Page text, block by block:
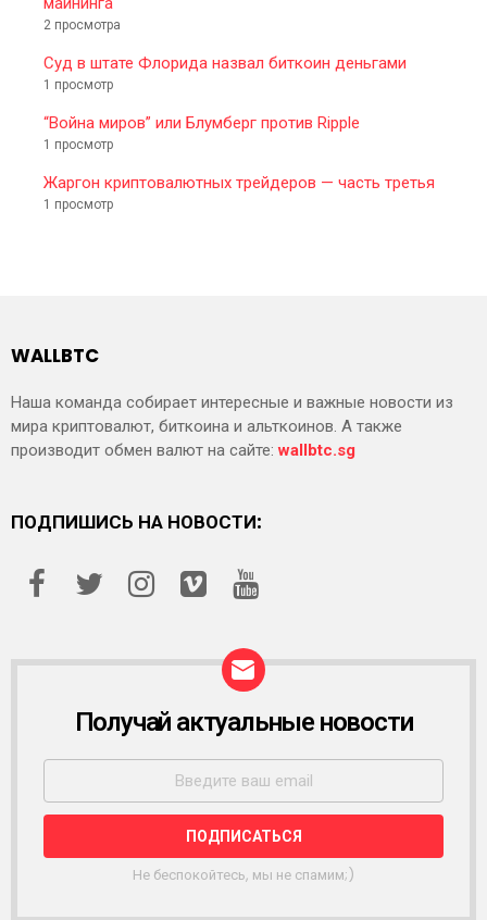
2 просмотра
Суд в штате Флорида назвал биткоин деньгами
1 просмотр
“Война миров” или Блумберг против Ripple
1 просмотр
Жаргон криптовалютных трейдеров — часть третья
1 просмотр
WALLBTC
Наша команда собирает интересные и важные новости из
мира криптовалют, биткоина и альткоинов. А также
производит обмен валют на сайте:wallbtc.sg
ПОДПИШИСЬ НА НОВОСТИ:
С
Ы
К
Получай актуальные новости
Не беспокойтесь, мы не спамим;)